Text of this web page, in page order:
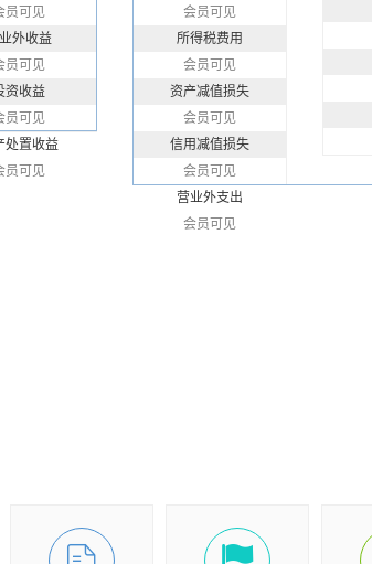
员可见
外收益
员可见
资收益
员可见
处置收益
员可见
会员可见
所得税费用
会员可见
资产减值损失
会员可见
信用减值损失
会员可见
营业外支出
会员可见